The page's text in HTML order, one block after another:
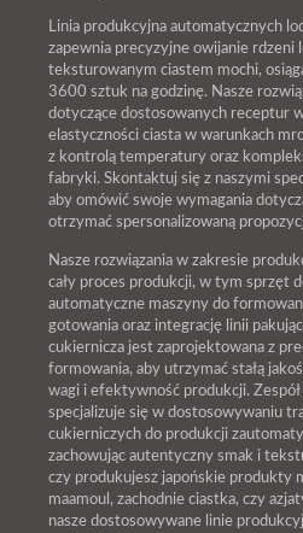
Linia produkcyjna automatycznych
zapewnia precyzyjne owijanie rdzeni
teksturowanym ciastem mochi,
3600 sztuk na godzinę. Nasze
dotyczące dostosowanych receptur
elastyczności ciasta w warunkach
z kontrolą temperatury oraz
fabryki. Skontaktuj się z naszymi
aby omówić swoje wymagania
otrzymać spersonalizowaną
Nasze rozwiązania w zakresie
cały proces produkcji, w tym sprzęt
automatyczne maszyny do
gotowania oraz integrację linii
cukiernicza jest zaprojektowana z
formowania, aby utrzymać stałą
wagi i efektywność produkcji.
specjalizuje się w dostosowywaniu
cukierniczych do produkcji
zachowując autentyczny smak i
czy produkujesz japońskie produkty
maamoul, zachodnie ciastka, czy
nasze dostosowywane linie